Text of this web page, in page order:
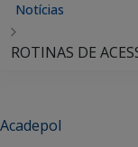
Notícias
ROTINAS DE
Acadepol